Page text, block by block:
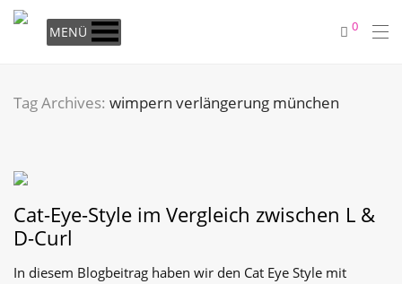
MENÜ 0
Tag Archives: wimpern verlängerung münchen
Cat-Eye-Style im Vergleich zwischen L &
D-Curl
In diesem Blogbeitrag haben wir den Cat Eye Style mit